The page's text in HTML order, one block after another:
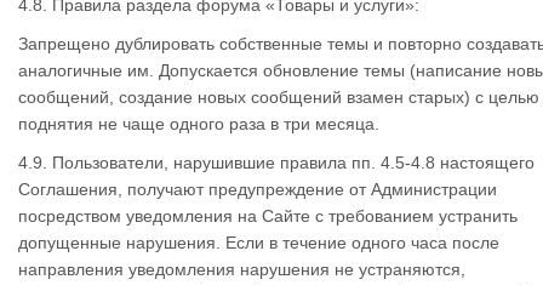
4.8. Правила раздела форума «Товары и услуги»:
Запрещено дублировать собственные темы и повторно
аналогичные им. Допускается обновление темы (написание
сообщений, создание новых сообщений взамен старых) с целью
поднятия не чаще одного раза в три месяца.
4.9. Пользователи, нарушившие правила пп. 4.5-4.8 настоящего
Соглашения, получают предупреждение от Администрации
посредством уведомления на Сайте с требованием устранить
допущенные нарушения. Если в течение одного часа после
направления уведомления нарушения не устраняются,